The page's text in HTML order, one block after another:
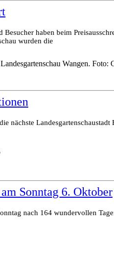
Besucher haben beim
wurden die
nächste
Sonntag 6. Oktober
nach 164 wundervollen